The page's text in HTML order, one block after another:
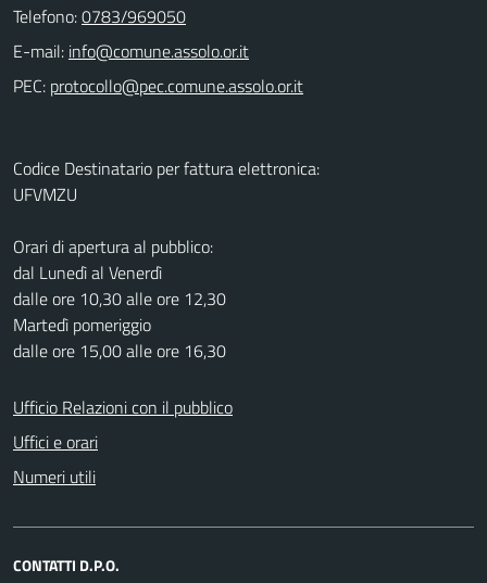
Telefono:0783/969050
E-mail:
PEC:
Codice Destinatario per fattura elettronica:
UFVMZU
Orari di apertura al pubblico:
dal Lunedì al Venerdì
dalle ore 10,30 alle ore 12,30
Martedì pomeriggio
dalle ore 15,00 alle ore 16,30
Ufficio Relazioni con il pubblico
Uffici e orari
Numeri utili
CONTATTI D.P.O.